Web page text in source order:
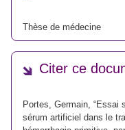
Thèse de médecine
Citer ce
Portes, Germain, “Essai
sérum artificiel dans le